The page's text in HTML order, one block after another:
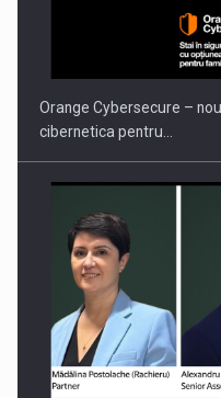
Orange Cybersecure –
cibernetica pentru…